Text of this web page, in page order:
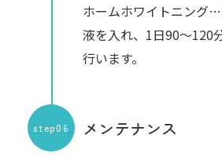
ホームホワイトニング
液を入れ、1日90～120
行います。
メンテナンス
step06